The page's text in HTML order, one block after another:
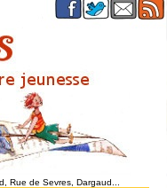
Rue de Sevres, Dargaud...